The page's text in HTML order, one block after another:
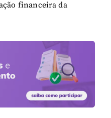
financeira da